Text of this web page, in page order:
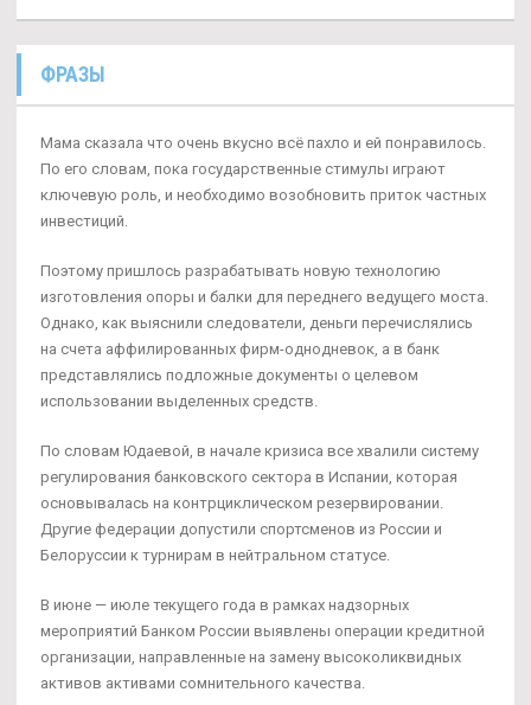
ФРАЗЫ
Мама сказала что очень вкусно всё пахло и ей понравилось.
По его словам, пока государственные стимулы играют
ключевую роль, и необходимо возобновить приток частных
инвестиций.
Поэтому пришлось разрабатывать новую технологию
изготовления опоры и балки для переднего ведущего моста.
Однако, как выяснили следователи, деньги перечислялись
на счета аффилированных фирм-однодневок, а в банк
представлялись подложные документы о целевом
использовании выделенных средств.
По словам Юдаевой, в начале кризиса все хвалили систему
регулирования банковского сектора в Испании, которая
основывалась на контрциклическом резервировании.
Другие федерации допустили спортсменов из России и
Белоруссии к турнирам в нейтральном статусе.
В июне — июле текущего года в рамках надзорных
мероприятий Банком России выявлены операции кредитной
организации, направленные на замену высоколиквидных
активов активами сомнительного качества.